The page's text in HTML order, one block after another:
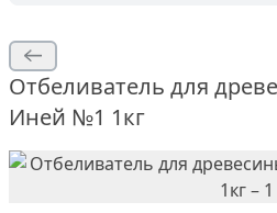
Отбеливатель для
Иней №1 1кг